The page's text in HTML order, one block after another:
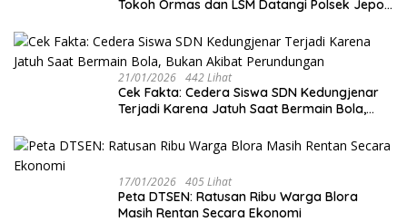
Tokoh Ormas dan LSM Datangi Polsek Jepon
21/01/2026 442 Lihat
Cek Fakta: Cedera Siswa SDN Kedungjenar
Terjadi Karena Jatuh Saat Bermain Bola,
17/01/2026 405 Lihat
‎Peta DTSEN: Ratusan Ribu Warga Blora
Masih Rentan Secara Ekonomi